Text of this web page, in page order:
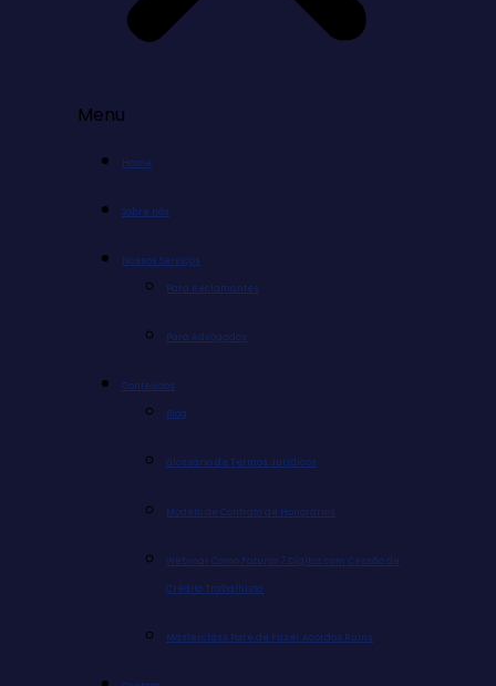
Menu
Home
Sobre nós
Nossos Serviços
Para Reclamantes
Para Advogados
Conteúdos
Blog
Glossário de Termos Jurídicos
Modelo de Contrato de Honorários
Webinar Como Faturar 7 Dígitos com Cessão de
Crédito Trabalhista
Masterclass Pare de Fazer Acordos Ruins